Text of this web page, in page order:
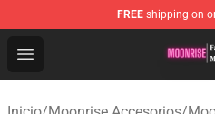
FREE shipping on
Open menu
Moonrise Store - Official